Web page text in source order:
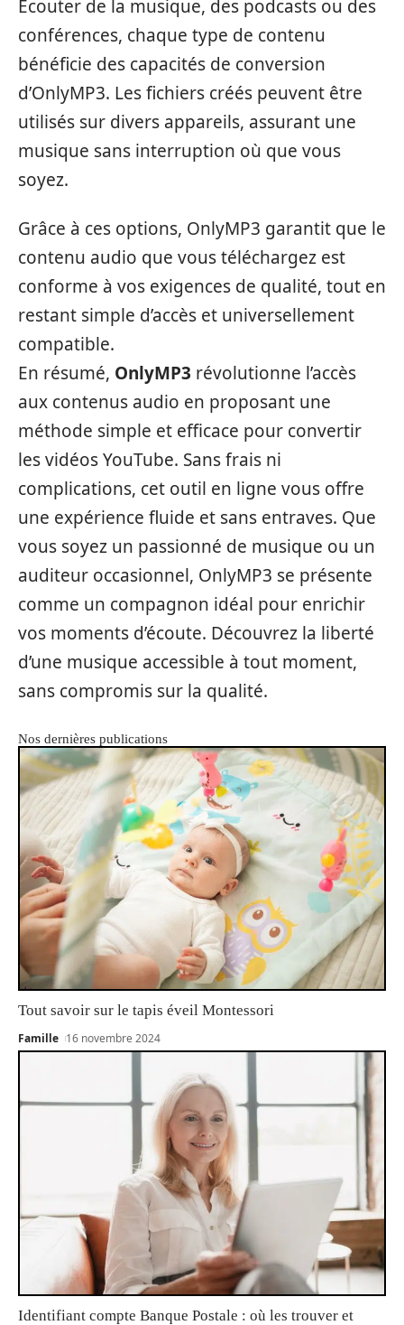
Écouter de la musique, des podcasts ou des
conférences, chaque type de contenu
bénéficie des capacités de conversion
d’OnlyMP3. Les fichiers créés peuvent être
utilisés sur divers appareils, assurant une
musique sans interruption où que vous
soyez.
Grâce à ces options, OnlyMP3 garantit que le
contenu audio que vous téléchargez est
conforme à vos exigences de qualité, tout en
restant simple d’accès et universellement
compatible.
En résumé, OnlyMP3 révolutionne l’accès
aux contenus audio en proposant une
méthode simple et efficace pour convertir
les vidéos YouTube. Sans frais ni
complications, cet outil en ligne vous offre
une expérience fluide et sans entraves. Que
vous soyez un passionné de musique ou un
auditeur occasionnel, OnlyMP3 se présente
comme un compagnon idéal pour enrichir
vos moments d’écoute. Découvrez la liberté
d’une musique accessible à tout moment,
sans compromis sur la qualité.
Nos dernières publications
Tout savoir sur le tapis éveil Montessori
Famille 16 novembre 2024
Identifiant compte Banque Postale : où les trouver et